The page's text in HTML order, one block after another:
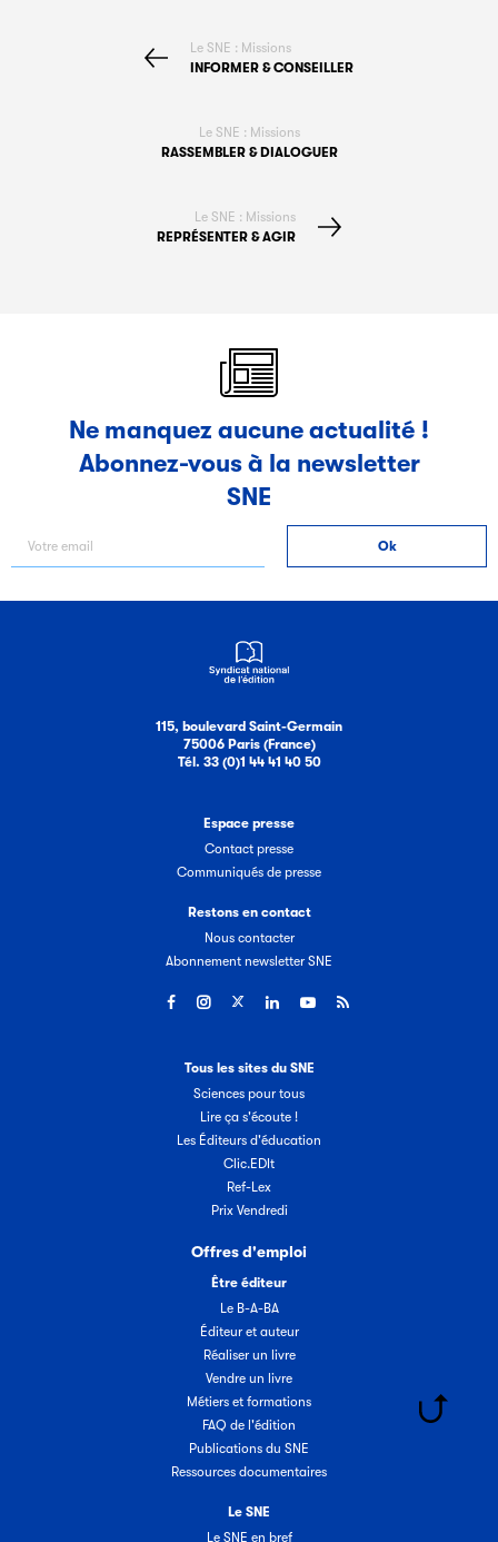
Le SNE : Missions
INFORMER & CONSEILLER
Le SNE : Missions
RASSEMBLER & DIALOGUER
Le SNE : Missions
REPRÉSENTER & AGIR
Ne manquez aucune actualité !
Abonnez-vous à la newsletter
SNE
115, boulevard Saint-Germain
75006 Paris (France)
Tél. 33 (0)1 44 41 40 50
Espace presse
Contact presse
Communiqués de presse
Restons en contact
Nous contacter
Abonnement newsletter SNE
Tous les sites du SNE
Sciences pour tous
Lire ça s'écoute !
Les Éditeurs d'éducation
Clic.EDIt
Ref-Lex
Prix Vendredi
Offres d'emploi
Être éditeur
Le B-A-BA
Éditeur et auteur
Réaliser un livre
Vendre un livre
Métiers et formations
FAQ de l'édition
Publications du SNE
Ressources documentaires
Le SNE
Le SNE en bref